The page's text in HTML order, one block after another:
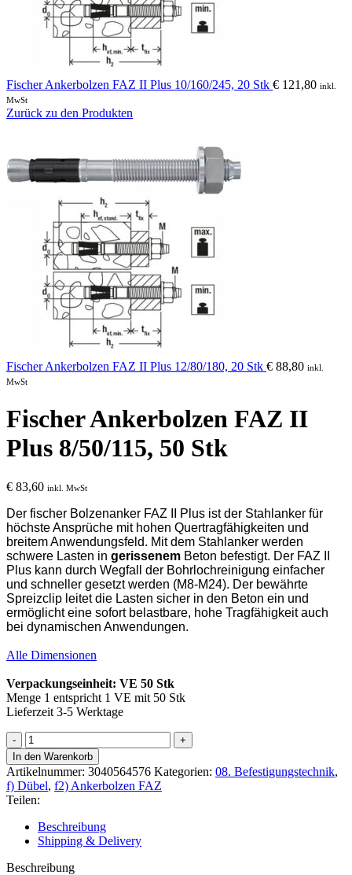
Fischer Ankerbolzen FAZ II Plus 10/160/245, 20 Stk € 121,80 inkl.
MwSt
Zurück zu den Produkten
Fischer Ankerbolzen FAZ II Plus 12/80/180, 20 Stk € 88,80 inkl.
MwSt
Fischer Ankerbolzen FAZ II
Plus 8/50/115, 50 Stk
€ 83,60 inkl. MwSt
Der fischer Bolzenanker FAZ II Plus ist der Stahlanker für
höchste Ansprüche mit hohen Quertragfähigkeiten und
breitem Anwendungsfeld. Mit dem Stahlanker werden
schwere Lasten in gerissenem Beton befestigt. Der FAZ II
Plus kann durch Wegfall der Bohrlochreinigung einfacher
und schneller gesetzt werden (M8-M24). Der bewährte
Spreizclip leitet die Lasten sicher in den Beton ein und
ermöglicht eine sofort belastbare, hohe Tragfähigkeit auch
bei dynamischen Anwendungen.
Alle Dimensionen
Verpackungseinheit: VE 50 Stk
Menge 1 entspricht 1 VE mit 50 Stk
Lieferzeit 3-5 Werktage
Fischer
Ankerbolzen
FAZ
II
Plus
8/50/115,
50
Stk
Menge
In den Warenkorb
Artikelnummer: 3040564576 Kategorien: 08. Befestigungstechnik,
f) Dübel, f2) Ankerbolzen FAZ
Teilen:
Beschreibung
Shipping & Delivery
Beschreibung